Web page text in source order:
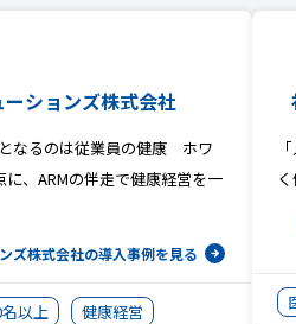
ーションズ株式会社
なるのは従業員の健康 ホワ
、ARMの伴走で健康経営を一
ズ株式会社の導入事例を見る
以上 健康経営